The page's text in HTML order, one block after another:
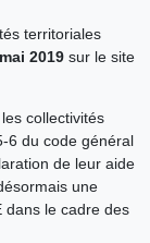
territoriales
2019sur le site
collectivités
6 du code général
de leur aide
une
dans le cadre des